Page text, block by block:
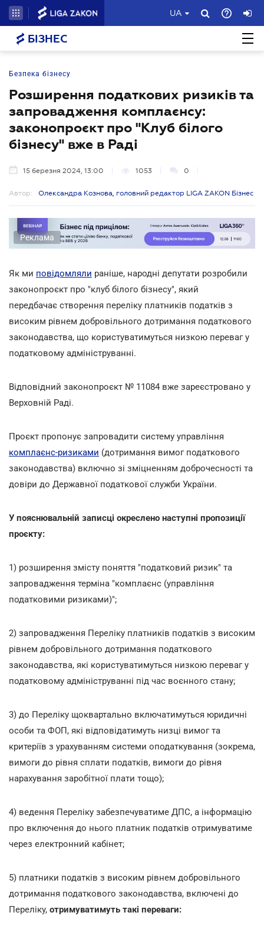
UA
БІЗНЕС
Безпека бізнесу
Розширення податкових ризиків та
запровадження комплаєнсу:
законопроєкт про "Клуб білого
бізнесу" вже в Раді
15 березня 2024, 13:00 1053 0
Автор: Олександра Кознова, головний редактор LIGA ZAKON Бізнес
Реклама
Як ми повідомляли раніше, народні депутати розробили
законопроєкт про "клуб білого бізнесу", який
передбачає створення переліку платників податків з
високим рівнем добровільного дотримання податкового
законодавства, що користуватимуться низкою переваг у
податковому адмініструванні.
Відповідний законопроєкт № 11084 вже зареєстровано у
Верховній Раді.
Проєкт пропонує запровадити систему управління
комплаєнс-ризиками (дотримання вимог податкового
законодавства) включно зі зміцненням доброчесності та
довіри до Державної податкової служби України.
У пояснювальній записці окреслено наступні пропозиції
проєкту:
1) розширення змісту поняття "податковий ризик" та
запровадження терміна "комплаєнс (управління
податковими ризиками)";
2) запровадження Переліку платників податків з високим
рівнем добровільного дотримання податкового
законодавства, які користуватимуться низкою переваг у
податковому адмініструванні під час воєнного стану;
3) до Переліку щоквартально включатимуться юридичні
особи та ФОП, які відповідатимуть низці вимог та
критеріїв з урахуванням системи оподаткування (зокрема,
вимоги до рівня сплати податків, вимоги до рівня
нарахування заробітної плати тощо);
4) ведення Переліку забезпечуватиме ДПС, а інформацію
про включення до нього платник податків отримуватиме
через електронний кабінет;
5) платники податків з високим рівнем добровільного
дотримання податкового законодавства, включені до
Переліку, отримуватимуть такі переваги: